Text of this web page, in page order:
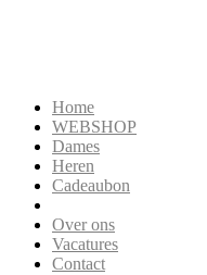
Home
WEBSHOP
Dames
Heren
Cadeaubon
Over ons
Vacatures
Contact